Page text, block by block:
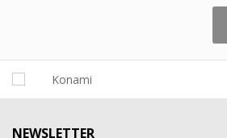
NEWSLETTER